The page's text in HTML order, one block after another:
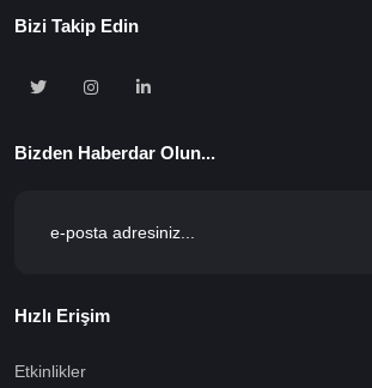
Bizi Takip Edin
Bizden Haberdar Olun...
Hızlı Erişim
Etkinlikler